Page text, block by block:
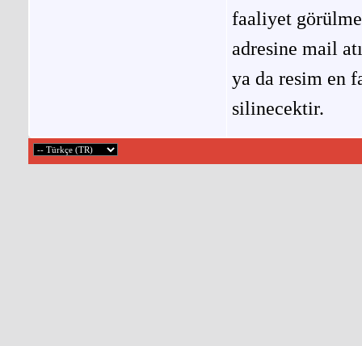
faaliyet
adresine mail
ya da resim en
silinecektir.